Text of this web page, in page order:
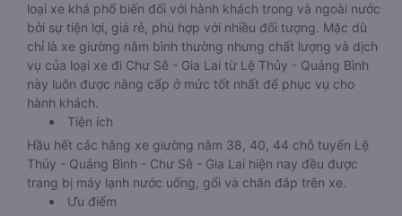
loại xe khá phổ biến đối với hành khách trong và ngoài nước
bởi sự tiện lợi, giá rẻ, phù hợp với nhiều đối tượng. Mặc dù
chỉ là xe giường nằm bình thường nhưng chất lượng và dịch
vụ của loại xe đi Chư Sê - Gia Lai từ Lệ Thủy - Quảng Bình
này luôn được nâng cấp ở mức tốt nhất để phục vụ cho
hành khách.
Tiện ích
Hầu hết các hãng xe giường nằm 38, 40, 44 chỗ tuyến Lệ
Thủy - Quảng Bình - Chư Sê - Gia Lai hiện nay đều được
trang bị máy lạnh nước uống, gối và chăn đắp trên xe.
Ưu điểm